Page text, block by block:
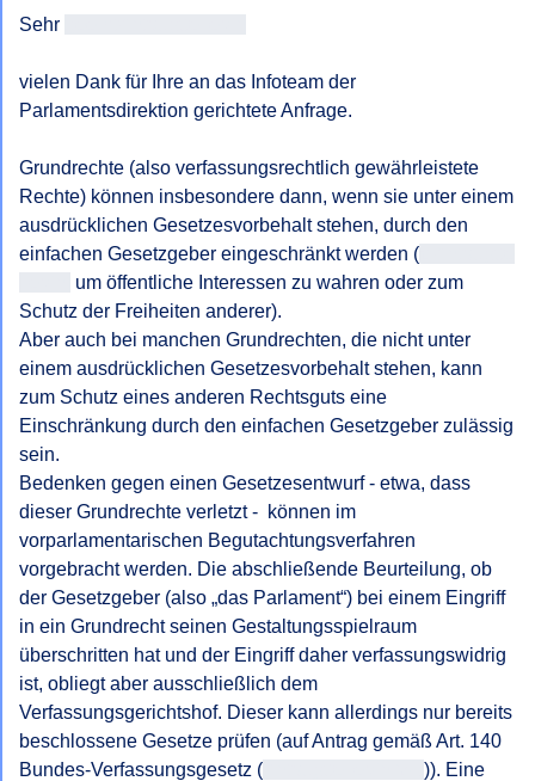
Sehr
vielen Dank für Ihre an das Infoteam der
Parlamentsdirektion gerichtete Anfrage.
Grundrechte (also verfassungsrechtlich gewährleistete
Rechte) können insbesondere dann, wenn sie unter einem
ausdrücklichen Gesetzesvorbehalt stehen, durch den
einfachen Gesetzgeber eingeschränkt werden (
um öffentliche Interessen zu wahren oder zum
Schutz der Freiheiten anderer).
Aber auch bei manchen Grundrechten, die nicht unter
einem ausdrücklichen Gesetzesvorbehalt stehen, kann
zum Schutz eines anderen Rechtsguts eine
Einschränkung durch den einfachen Gesetzgeber zulässig
sein.
Bedenken gegen einen Gesetzesentwurf - etwa, dass
dieser Grundrechte verletzt -  können im
vorparlamentarischen Begutachtungsverfahren
vorgebracht werden. Die abschließende Beurteilung, ob
der Gesetzgeber (also „das Parlament“) bei einem Eingriff
in ein Grundrecht seinen Gestaltungsspielraum
überschritten hat und der Eingriff daher verfassungswidrig
ist, obliegt aber ausschließlich dem
Verfassungsgerichtshof. Dieser kann allerdings nur bereits
beschlossene Gesetze prüfen (auf Antrag gemäß Art. 140
Bundes-Verfassungsgesetz (
)). Eine